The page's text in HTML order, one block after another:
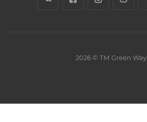
2026 © ТМ Green Way